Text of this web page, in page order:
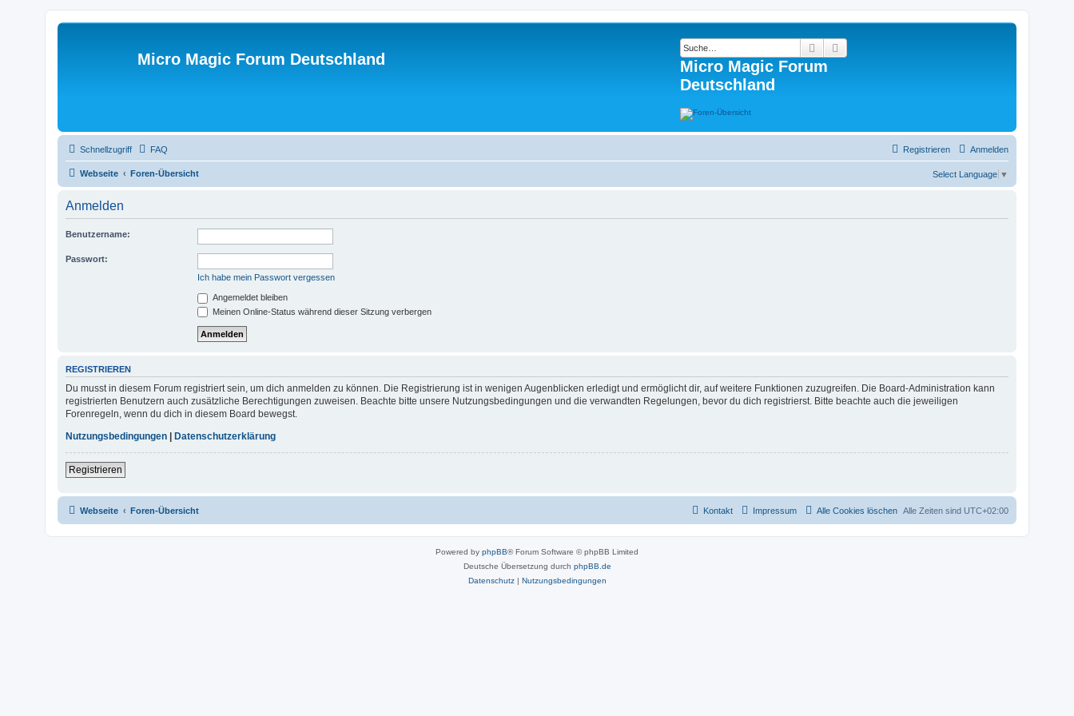
Micro Magic Forum Deutschland
Suche
Micro Magic Forum
Deutschland
Schnellzugriff FAQ Anmelden
Registrieren
Webseite Foren-Übersicht Select Language ▼
Anmelden
Benutzername:
Passwort:
Ich habe mein Passwort vergessen
Angemeldet bleiben
Meinen Online-Status während dieser Sitzung verbergen
REGISTRIEREN
Du musst in diesem Forum registriert sein, um dich anmelden zu können. Die Registrierung ist in wenigen Augenblicken erledigt und ermöglicht dir, auf weitere Funktionen zuzugreifen. Die Board-Administration kann
registrierten Benutzern auch zusätzliche Berechtigungen zuweisen. Beachte bitte unsere Nutzungsbedingungen und die verwandten Regelungen, bevor du dich registrierst. Bitte beachte auch die jeweiligen
Forenregeln, wenn du dich in diesem Board bewegst.
Nutzungsbedingungen | Datenschutzerklärung
Registrieren
Webseite Foren-Übersicht Alle Zeiten sind UTC+02:00
Alle Cookies löschen
Impressum
Kontakt
Powered by phpBB® Forum Software © phpBB Limited
Deutsche Übersetzung durch phpBB.de
Datenschutz| Nutzungsbedingungen